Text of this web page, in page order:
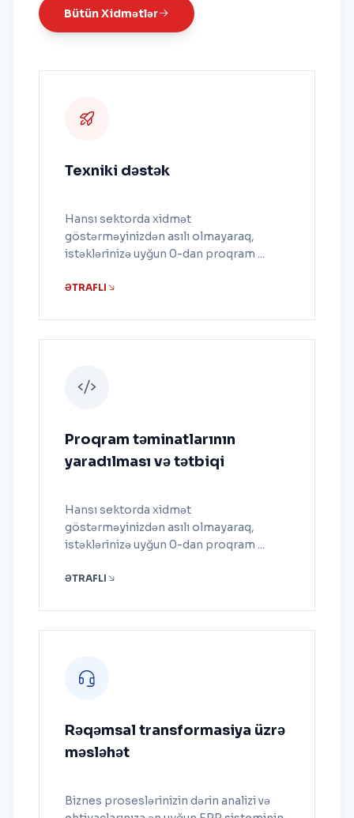
Bütün Xidmətlər
Texniki dəstək
Hansı sektorda xidmət
göstərməyinizdən asılı olmayaraq,
istəklərinizə uyğun 0-dan proqram ...
ƏTRAFLI
Proqram təminatlarının
yaradılması və tətbiqi
Hansı sektorda xidmət
göstərməyinizdən asılı olmayaraq,
istəklərinizə uyğun 0-dan proqram ...
ƏTRAFLI
Rəqəmsal transformasiya üzrə
məsləhət
Biznes proseslərinizin dərin analizi və